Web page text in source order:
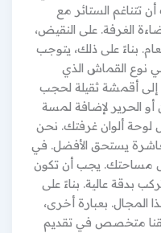
الستائر مع
الغرفة. على النقيض،
بناءً على ذلك، يتوجب
نوع القماش الذي
أقمشة ثقيلة لحجب
الحرير لإضافة لمسة
لوحة ألوان غرفتك. نحن
يستحق الأفضل. في
مساحتك. يجب أن تكون
بدقة عالية. بناءً على
بعبارة أخرى،
متخصص في تقديم